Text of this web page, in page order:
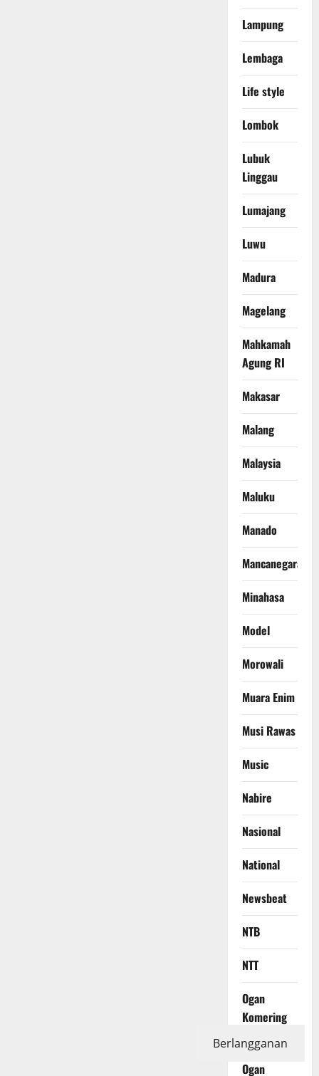
Lampung
Lembaga
Life style
Lombok
Lubuk
Linggau
Lumajang
Luwu
Madura
Magelang
Mahkamah
Agung RI
Makasar
Malang
Malaysia
Maluku
Manado
Mancanegara
Minahasa
Model
Morowali
Muara Enim
Musi Rawas
Music
Nabire
Nasional
National
Newsbeat
NTB
NTT
Ogan
Komering
Ogan
Berlangganan